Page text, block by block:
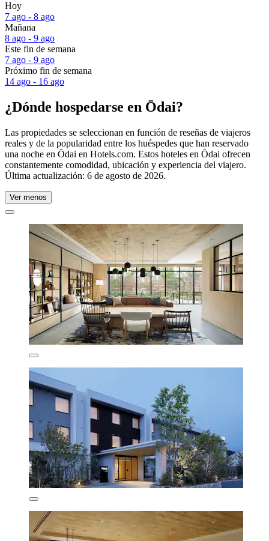
Hoy
7 ago - 8 ago
Mañana
8 ago - 9 ago
Este fin de semana
7 ago - 9 ago
Próximo fin de semana
14 ago - 16 ago
¿Dónde hospedarse en Ōdai?
Las propiedades se seleccionan en función de reseñas de viajeros
reales y de la popularidad entre los huéspedes que han reservado
una noche en Ōdai en Hotels.com. Estos hoteles en Ōdai ofrecen
constantemente comodidad, ubicación y experiencia del viajero.
Última actualización: 6 de agosto de 2026.
Ver menos